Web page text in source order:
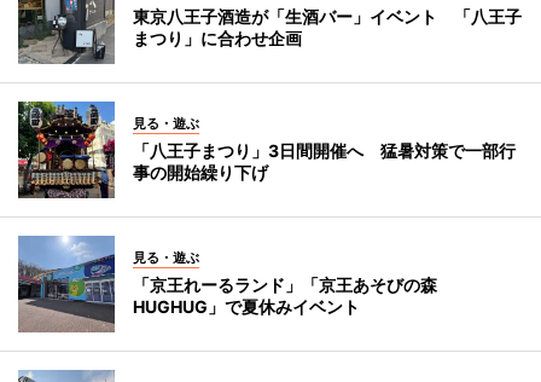
東京八王子酒造が「生酒バー」イベント 「八王子
まつり」に合わせ企画
見る・遊ぶ
「八王子まつり」3日間開催へ 猛暑対策で一部行
事の開始繰り下げ
見る・遊ぶ
「京王れーるランド」「京王あそびの森
HUGHUG」で夏休みイベント